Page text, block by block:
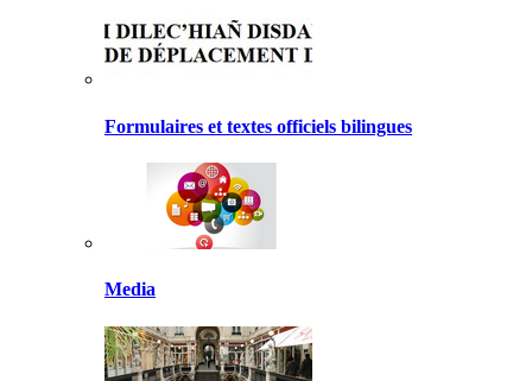
Formulaires et textes officiels bilingues
Media